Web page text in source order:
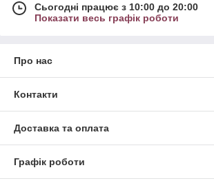
Сьогодні працює з 10:00 до 20:00
Показати весь графік роботи
Про нас
Контакти
Доставка та оплата
Графік роботи